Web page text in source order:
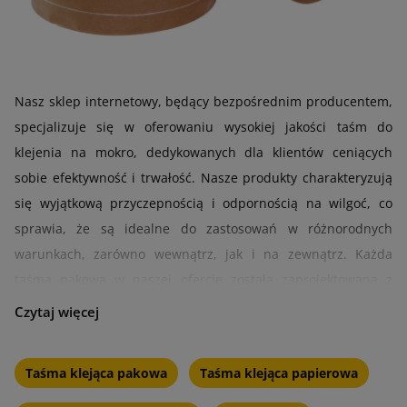
Nasz sklep internetowy, będący bezpośrednim producentem,
specjalizuje się w oferowaniu wysokiej jakości taśm do
klejenia na mokro, dedykowanych dla klientów ceniących
sobie efektywność i trwałość. Nasze produkty charakteryzują
się wyjątkową przyczepnością i odpornością na wilgoć, co
sprawia, że są idealne do zastosowań w różnorodnych
warunkach, zarówno wewnątrz, jak i na zewnątrz. Każda
myślą o łatwości aplikacji, zapewniając użytkownikom szybkie
w różnych szerokościach i długościach, co umożliwia
dopasowanie do specyficznych potrzeb i zastosowań. Nasze
Taśma klejąca pakowa Taśma klejąca papierowa